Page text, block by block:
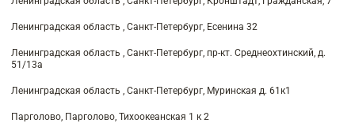
Ленинградская область , Санкт-Петербург, Есенина 32
Ленинградская область , Санкт-Петербург, пр-кт. Среднеохтинский, д.
51/13а
Ленинградская область , Санкт-Петербург, Муринская д. 61к1
Парголово, Парголово, Тихоокеанская 1 к 2